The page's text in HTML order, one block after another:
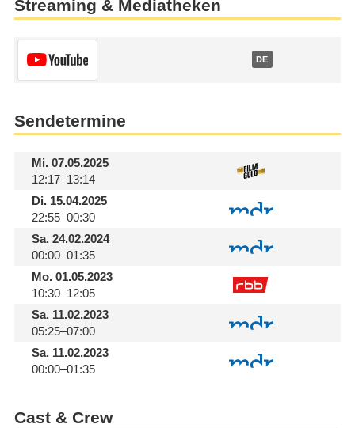
Streaming & Mediatheken
DE
Sendetermine
Mi.07.05.2025
12:17–13:14
Di.15.04.2025
22:55–00:30
Sa.24.02.2024
00:00–01:35
Mo.01.05.2023
10:30–12:05
Sa.11.02.2023
05:25–07:00
Sa.11.02.2023
00:00–01:35
Cast & Crew